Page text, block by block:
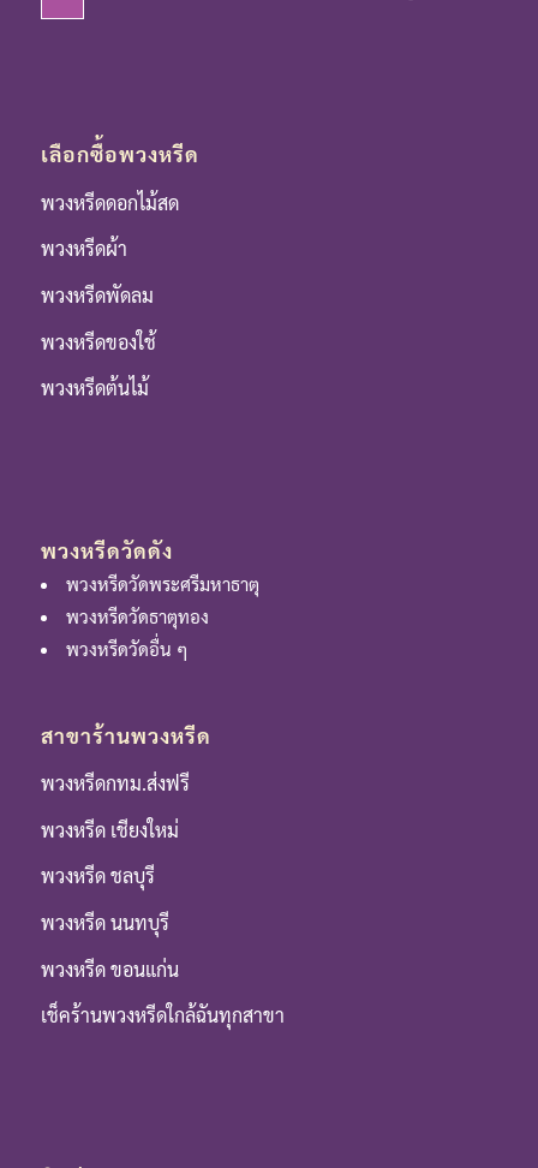
เลือกซื้อพวงหรีด
พวงหรีดดอกไม้สด
พวงหรีดผ้า
พวงหรีดพัดลม
พวงหรีดของใช้
พวงหรีดต้นไม้
พวงหรีดวัดดัง
พวงหรีดวัดพระศรีมหาธาตุ
พวงหรีดวัดธาตุทอง
พวงหรีดวัดอื่น ๆ
สาขาร้านพวงหรีด
พวงหรีดกทม.ส่งฟรี
พวงหรีด เชียงใหม่
พวงหรีด ชลบุรี
พวงหรีด นนทบุรี
พวงหรีด ขอนแก่น
เช็คร้านพวงหรีดใกล้ฉันทุกสาขา